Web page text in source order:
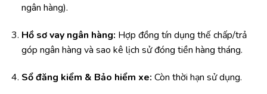
ngân hàng).
Hồ sơ vay ngân hàng: Hợp đồng tín dụng thế chấp/trả
góp ngân hàng và sao kê lịch sử đóng tiền hàng tháng.
Sổ đăng kiểm & Bảo hiểm xe: Còn thời hạn sử dụng.